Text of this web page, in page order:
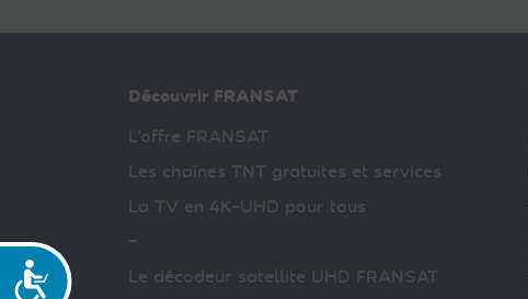
Accessibilité
Découvrir FRANSAT
L’offre FRANSAT
Les chaînes TNT gratuites et services
La TV en 4K-UHD pour tous
–
Le décodeur satellite UHD FRANSAT